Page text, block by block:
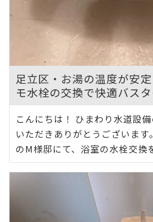
足立区・お湯の温度が安
モ水栓の交換で快適バスタ
こんにちは！ ひまわり水道設
いただきありがとうございま
のM様邸にて、浴室の水栓交換